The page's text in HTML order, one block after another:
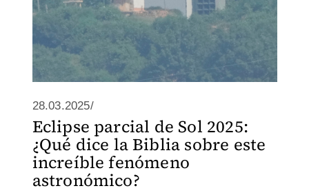
28.03.2025/
Eclipse parcial de Sol 2025:
¿Qué dice la Biblia sobre este
increíble fenómeno
astronómico?